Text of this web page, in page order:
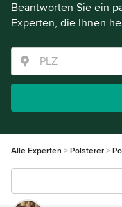
Beantworten Sie ein
Experten, die Ihnen
Alle Experten Polsterer